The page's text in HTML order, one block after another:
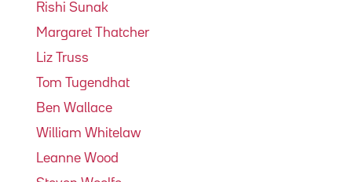
Rishi Sunak
Margaret Thatcher
Liz Truss
Tom Tugendhat
Ben Wallace
William Whitelaw
Leanne Wood